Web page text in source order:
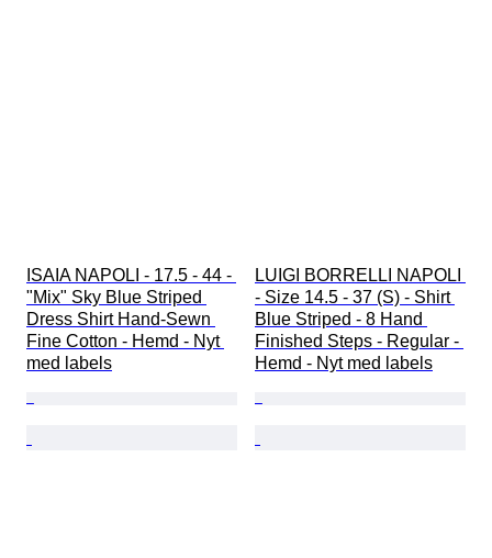
ISAIA NAPOLI - 17.5 - 44 -
"Mix" Sky Blue Striped
Dress Shirt Hand-Sewn
Fine Cotton - Hemd - Nyt
med labels
LUIGI BORRELLI NAPOLI
- Size 14.5 - 37 (S) - Shirt
Blue Striped - 8 Hand
Finished Steps - Regular -
Hemd - Nyt med labels